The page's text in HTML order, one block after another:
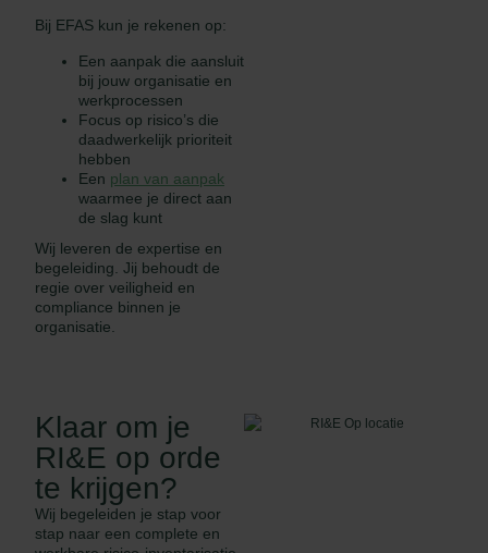
Bij EFAS kun je rekenen op:
Een aanpak die aansluit
bij jouw organisatie en
werkprocessen
Focus op risico’s die
daadwerkelijk prioriteit
hebben
Een plan van aanpak
waarmee je direct aan
de slag kunt
Wij leveren de expertise en
begeleiding. Jij behoudt de
regie over veiligheid en
compliance binnen je
organisatie.
Klaar om je
RI&E op orde
te krijgen?
Wij begeleiden je stap voor
stap naar een complete en